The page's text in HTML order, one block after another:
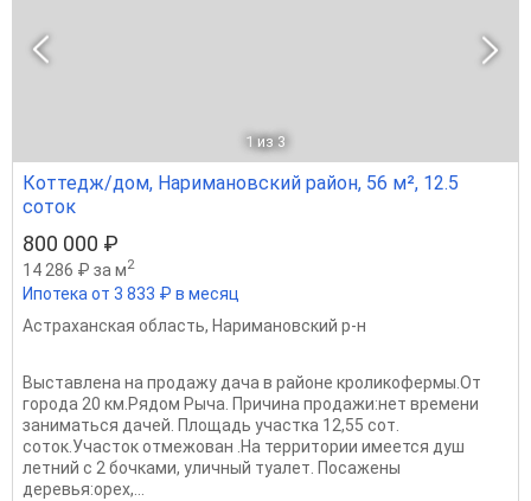
1 из 3
Коттедж/дом, Наримановский район, 56 м², 12.5
соток
800 000 ₽
14 286 ₽ за м2
Ипотека от 3 833 ₽ в месяц
Астраханская область, Наримановский р-н
Выставлена на продажу дача в районе кроликофермы.От
города 20 км.Рядом Рыча. Причина продажи:нет времени
заниматься дачей. Площадь участка 12,55 сот.
соток.Участок отмежован .На территории имеется душ
летний с 2 бочками, уличный туалет. Посажены
деревья:орех,...